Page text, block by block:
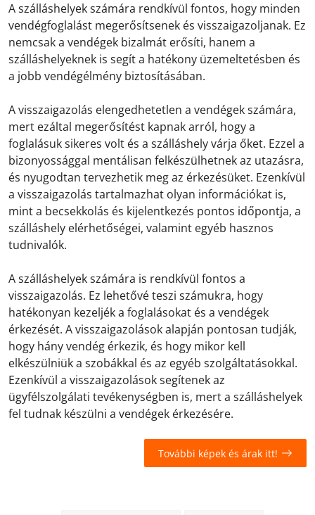
A szálláshelyek számára rendkívül fontos, hogy minden
vendégfoglalást megerősítsenek és visszaigazoljanak. Ez
nemcsak a vendégek bizalmát erősíti, hanem a
szálláshelyeknek is segít a hatékony üzemeltetésben és
a jobb vendégélmény biztosításában.
A visszaigazolás elengedhetetlen a vendégek számára,
mert ezáltal megerősítést kapnak arról, hogy a
foglalásuk sikeres volt és a szálláshely várja őket. Ezzel a
bizonyossággal mentálisan felkészülhetnek az utazásra,
és nyugodtan tervezhetik meg az érkezésüket. Ezenkívül
a visszaigazolás tartalmazhat olyan információkat is,
mint a becsekkolás és kijelentkezés pontos időpontja, a
szálláshely elérhetőségei, valamint egyéb hasznos
tudnivalók.
A szálláshelyek számára is rendkívül fontos a
visszaigazolás. Ez lehetővé teszi számukra, hogy
hatékonyan kezeljék a foglalásokat és a vendégek
érkezését. A visszaigazolások alapján pontosan tudják,
hogy hány vendég érkezik, és hogy mikor kell
elkészülniük a szobákkal és az egyéb szolgáltatásokkal.
Ezenkívül a visszaigazolások segítenek az
ügyfélszolgálati tevékenységben is, mert a szálláshelyek
fel tudnak készülni a vendégek érkezésére.
További képek és árak itt!